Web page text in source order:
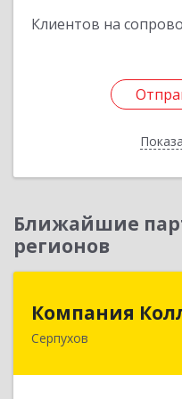
Клиентов на
Ближайшие
регионов
Компания
Серпухов
142211, Московская